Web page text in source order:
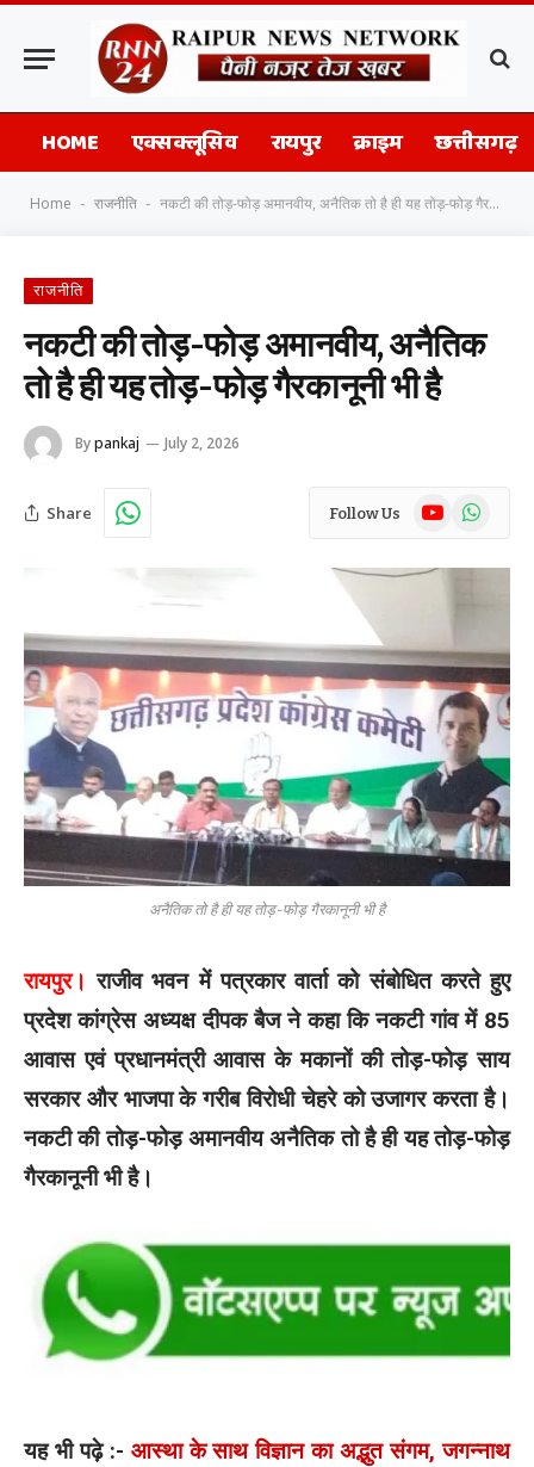
HOME एक्सक्लूसिव रायपुर क्राइम छत्तीसगढ़
Home - राजनीति - नकटी की तोड़-फोड़ अमानवीय, अनैतिक तो है ही यह तोड़-फोड़ गैरकानूनी भी है
राजनीति
नकटी की तोड़-फोड़ अमानवीय, अनैतिक
तो है ही यह तोड़-फोड़ गैरकानूनी भी है
Bypankaj July 2, 2026
Share Follow Us YouTubeWhatsApp
अनैतिक तो है ही यह तोड़-फोड़ गैरकानूनी भी है
रायपुर। राजीव भवन में पत्रकार वार्ता को संबोधित करते हुए
प्रदेश कांग्रेस अध्यक्ष दीपक बैज ने कहा कि नकटी गांव में 85
आवास एवं प्रधानमंत्री आवास के मकानों की तोड़-फोड़ साय
सरकार और भाजपा के गरीब विरोधी चेहरे को उजागर करता है।
नकटी की तोड़-फोड़ अमानवीय अनैतिक तो है ही यह तोड़-फोड़
गैरकानूनी भी है।
यह भी पढ़े :- आस्था के साथ विज्ञान का अद्भुत संगम, जगन्नाथ